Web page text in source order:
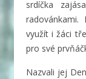
srdíčka
radovánkami.
využít i žáci
pro své
Nazvali jej